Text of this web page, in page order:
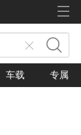
车载 专属